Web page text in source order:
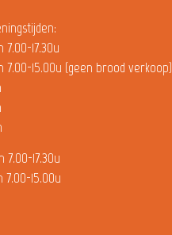
17.30u
7.00-15.00u (geen brood verkoop)
17.30u
7.00-15.00u